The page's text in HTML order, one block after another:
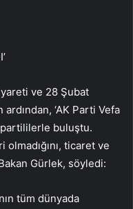
ve 28 Şubat
‘AK Parti Vefa
partililerle buluştu.
ticaret ve
Gürlek, söyledi:
tüm dünyada